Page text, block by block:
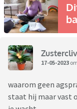
17-05-2023
waarom geen
staat hij maar vast